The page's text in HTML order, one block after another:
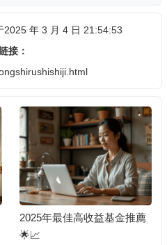
2025 年 3 月 4 日 21:54:53
接：
如何利用ETF實現長期財富
增長？ 📈